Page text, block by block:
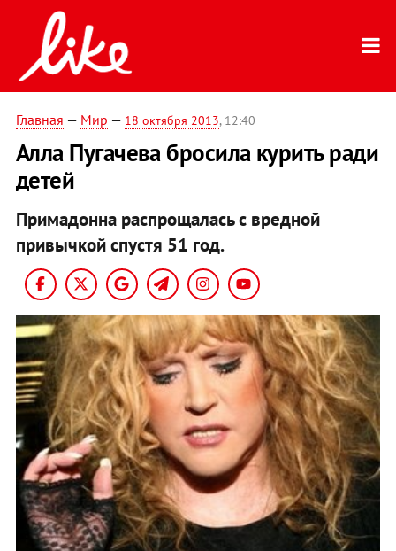
Главная — Мир — 18 октября 2013, 12:40
Алла Пугачева бросила курить ради
детей
Примадонна распрощалась с вредной
привычкой спустя 51 год.